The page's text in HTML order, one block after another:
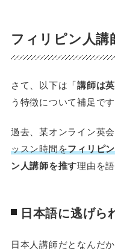
フィリピン人
さて、以下は「講師は
う特徴について補足です
過去、某オンライン英
ッスン時間をフィリピ
ン人講師を推す理由を
日本語に逃げら
日本人講師だとなんだ